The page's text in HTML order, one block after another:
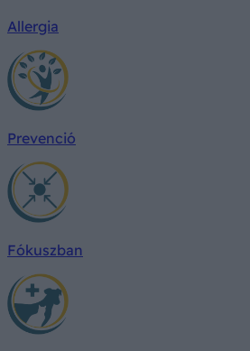
Allergia
Prevenció
Fókuszban